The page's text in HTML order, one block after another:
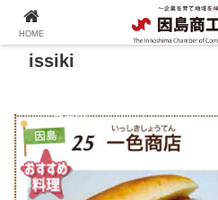
issiki
HOME